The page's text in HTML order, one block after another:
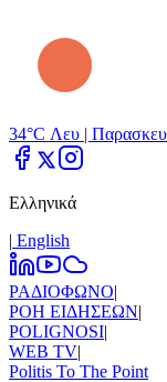
34°C Λευ |
Ελληνικά
| Εnglish
ΡΑΔΙΟΦΩΝΟ|
ΡΟΗ ΕΙΔΗΣΕΩΝ|
POLIGNOSI|
WEB TV|
Politis To The Point